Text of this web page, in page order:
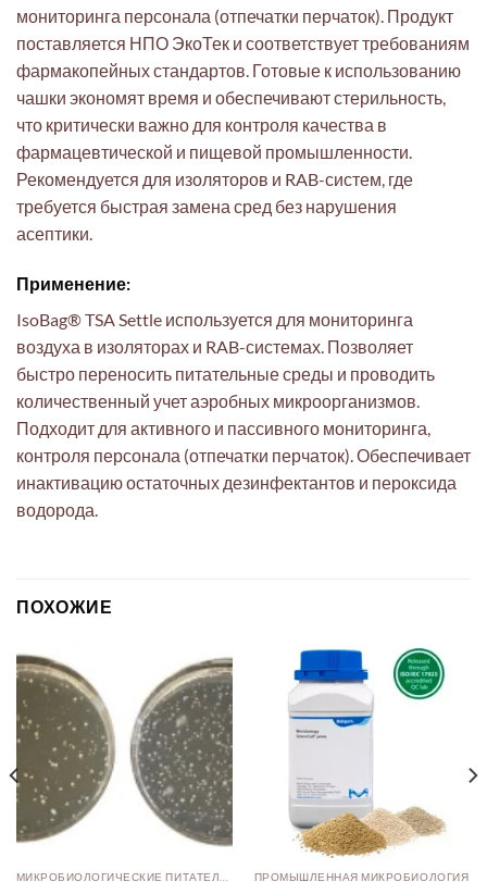
мониторинга персонала (отпечатки перчаток). Продукт
поставляется НПО ЭкоТек и соответствует требованиям
фармакопейных стандартов. Готовые к использованию
чашки экономят время и обеспечивают стерильность,
что критически важно для контроля качества в
фармацевтической и пищевой промышленности.
Рекомендуется для изоляторов и RAB-систем, где
требуется быстрая замена сред без нарушения
асептики.
Применение:
IsoBag® TSA Settle используется для мониторинга
воздуха в изоляторах и RAB-системах. Позволяет
быстро переносить питательные среды и проводить
количественный учет аэробных микроорганизмов.
Подходит для активного и пассивного мониторинга,
контроля персонала (отпечатки перчаток). Обеспечивает
инактивацию остаточных дезинфектантов и пероксида
водорода.
ПОХОЖИЕ
ПРОМЫШЛЕННАЯ МИКРОБИОЛОГИЯ